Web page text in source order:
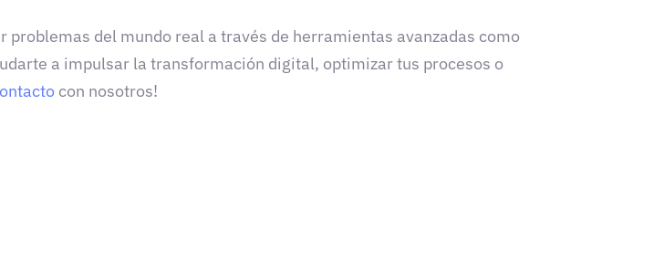
del mundo real a través de herramientas avanzadas como
a impulsar la transformación digital, optimizar tus procesos o
con nosotros!